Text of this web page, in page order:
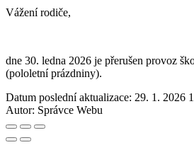
Vážení rodiče,
dne 30. ledna 2026 je přerušen provoz
(pololetní prázdniny).
Datum poslední aktualizace: 29. 1. 2026
Autor: Správce Webu